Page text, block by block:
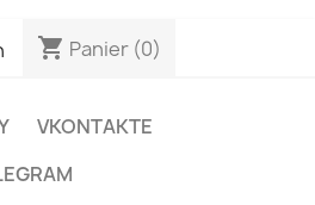
shopping_cart Panier (0)
VKONTAKTE